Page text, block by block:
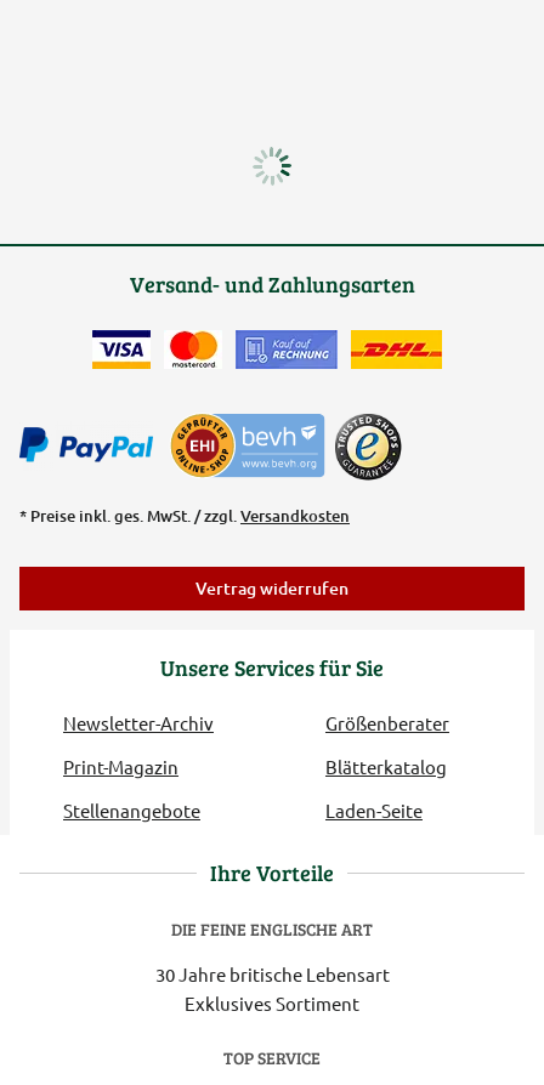
Unsere Services für Sie
Newsletter-Archiv
Größenberater
Print-Magazin
Blätterkatalog
Stellenangebote
Laden-Seite
Versand- und Zahlungsarten
* Preise inkl. ges. MwSt. / zzgl. Versandkosten
Vertrag widerrufen
Ihre Vorteile
DIE FEINE ENGLISCHE ART
30 Jahre britische Lebensart
Exklusives Sortiment
TOP SERVICE